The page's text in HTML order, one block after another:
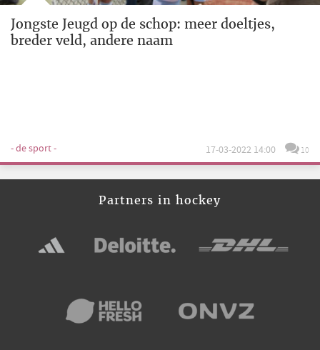
Jongste Jeugd op de schop: meer doeltjes,
breder veld, andere naam
- de sport - 17-03-2022 14:00 10
Partners in hockey